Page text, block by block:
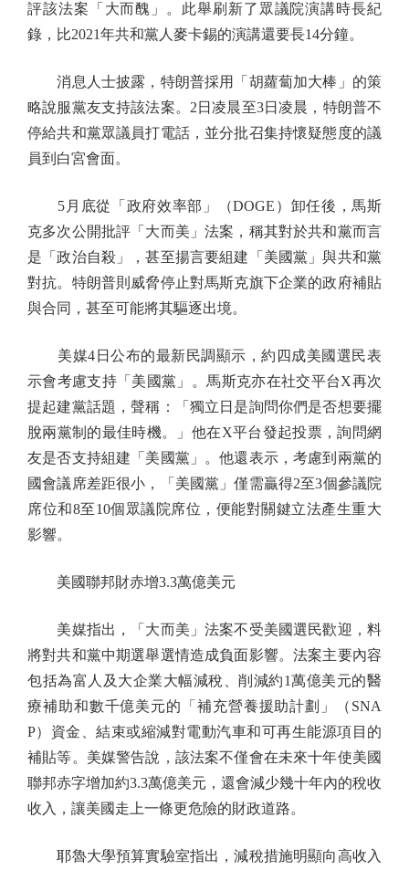
評該法案「大而醜」。此舉刷新了眾議院演講時長紀
錄，比2021年共和黨人麥卡錫的演講還要長14分鐘。
消息人士披露，特朗普採用「胡蘿蔔加大棒」的策
略說服黨友支持該法案。2日凌晨至3日凌晨，特朗普不
停給共和黨眾議員打電話，並分批召集持懷疑態度的議
員到白宮會面。
5月底從「政府效率部」（DOGE）卸任後，馬斯
克多次公開批評「大而美」法案，稱其對於共和黨而言
是「政治自殺」，甚至揚言要組建「美國黨」與共和黨
對抗。特朗普則威脅停止對馬斯克旗下企業的政府補貼
與合同，甚至可能將其驅逐出境。
美媒4日公布的最新民調顯示，約四成美國選民表
示會考慮支持「美國黨」。馬斯克亦在社交平台X再次
提起建黨話題，聲稱：「獨立日是詢問你們是否想要擺
脫兩黨制的最佳時機。」他在X平台發起投票，詢問網
友是否支持組建「美國黨」。他還表示，考慮到兩黨的
國會議席差距很小，「美國黨」僅需贏得2至3個參議院
席位和8至10個眾議院席位，便能對關鍵立法產生重大
影響。
美國聯邦財赤增3.3萬億美元
美媒指出，「大而美」法案不受美國選民歡迎，料
將對共和黨中期選舉選情造成負面影響。法案主要內容
包括為富人及大企業大幅減稅、削減約1萬億美元的醫
療補助和數千億美元的「補充營養援助計劃」（SNA
P）資金、結束或縮減對電動汽車和可再生能源項目的
補貼等。美媒警告說，該法案不僅會在未來十年使美國
聯邦赤字增加約3.3萬億美元，還會減少幾十年內的稅收
收入，讓美國走上一條更危險的財政道路。
耶魯大學預算實驗室指出，減稅措施明顯向高收入